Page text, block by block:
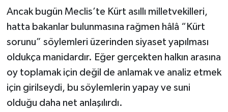
Ancak bugün Meclis’te Kürt asıllı milletvekilleri,
hatta bakanlar bulunmasına rağmen hâlâ “Kürt
sorunu” söylemleri üzerinden siyaset yapılması
oldukça manidardır. Eğer gerçekten halkın arasına
oy toplamak için değil de anlamak ve analiz etmek
için girilseydi, bu söylemlerin yapay ve suni
olduğu daha net anlaşılırdı.
Video Haber
Yaşam
Yeme-İçme
Yemek